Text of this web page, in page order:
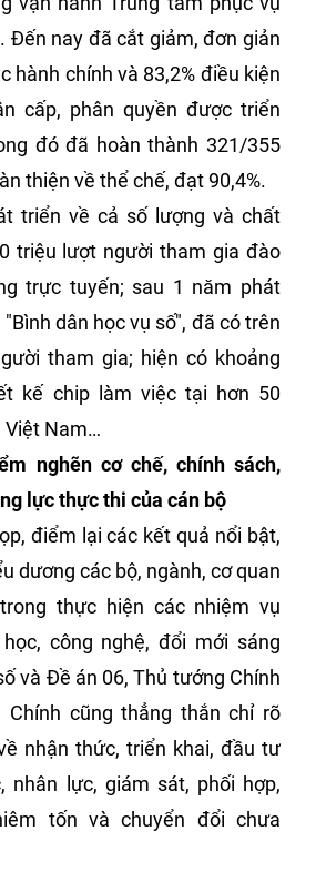
Đến nay đã cắt giảm, đơn giản
hành chính và 83,2% điều kiện
cấp, phân quyền được triển
đó đã hoàn thành 321/355
thiện về thể chế, đạt 90,4%.
triển về cả số lượng và chất
triệu lượt người tham gia đào
trực tuyến; sau 1 năm phát
dân học vụ số", đã có trên
tham gia; hiện có khoảng
kế chip làm việc tại hơn 50
Việt Nam…
nghẽn cơ chế, chính sách,
lực thực thi của cán bộ
điểm lại các kết quả nổi bật,
dương các bộ, ngành, cơ quan
thực hiện các nhiệm vụ
công nghệ, đổi mới sáng
và Đề án 06, Thủ tướng Chính
Chính cũng thẳng thắn chỉ rõ
nhận thức, triển khai, đầu tư
nhân lực, giám sát, phối hợp,
tốn và chuyển đổi chưa